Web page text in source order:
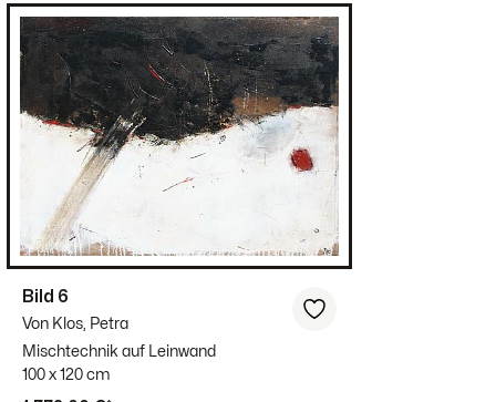
Bild 6
Von Klos, Petra
Mischtechnik auf Leinwand
100 x 120 cm